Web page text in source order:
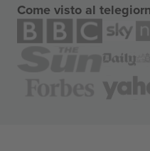
Come visto al